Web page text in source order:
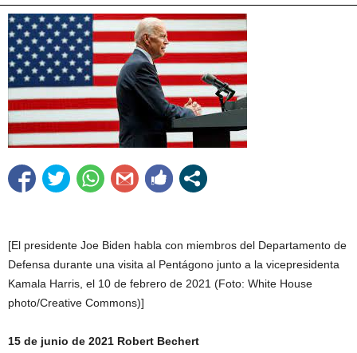
[El presidente Joe Biden habla con miembros del Departamento de
Defensa durante una visita al Pentágono junto a la vicepresidenta
Kamala Harris, el 10 de febrero de 2021 (Foto: White House
photo/Creative Commons)]
15 de junio de 2021 Robert Bechert